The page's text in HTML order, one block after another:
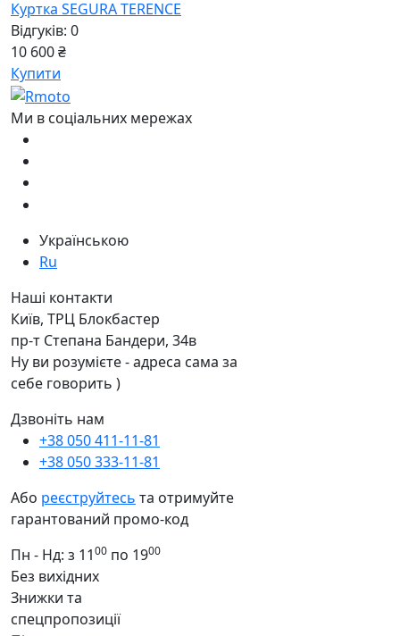
Куртка SEGURA TERENCE
Відгуків: 0
10 600 ₴
Купити
Ми в соціальних мережах
Українською
Ru
Наші контакти
Київ, ТРЦ Блокбастер
пр-т Степана Бандери, 34в
Ну ви розумієте - адреса сама за
себе говорить )
Дзвоніть нам
+38 050 411-11-81
+38 050 333-11-81
Або реєструйтесь та отримуйте
гарантований промо-код
Пн - Нд: з 1100 по 1900
Без вихідних
Знижки та
спецпропозиції